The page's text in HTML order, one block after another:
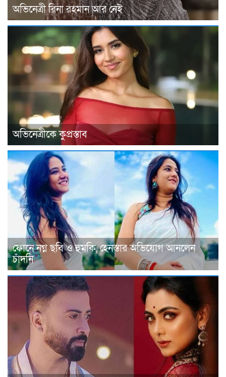
অভিনেত্রী রিনা রহমান আর নেই
অভিনেত্রীকে কুপ্রস্তাব
ফোনে নগ্ন ছবি ও হুমকি, হেনস্তার অভিযোগ আনলেন
চাঁদনি